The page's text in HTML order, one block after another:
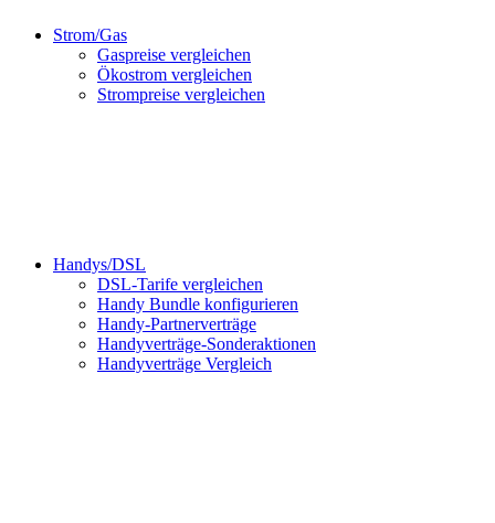
Strom/Gas
Gaspreise vergleichen
Ökostrom vergleichen
Strompreise vergleichen
Handys/DSL
DSL-Tarife vergleichen
Handy Bundle konfigurieren
Handy-Partnerverträge
Handyverträge-Sonderaktionen
Handyverträge Vergleich